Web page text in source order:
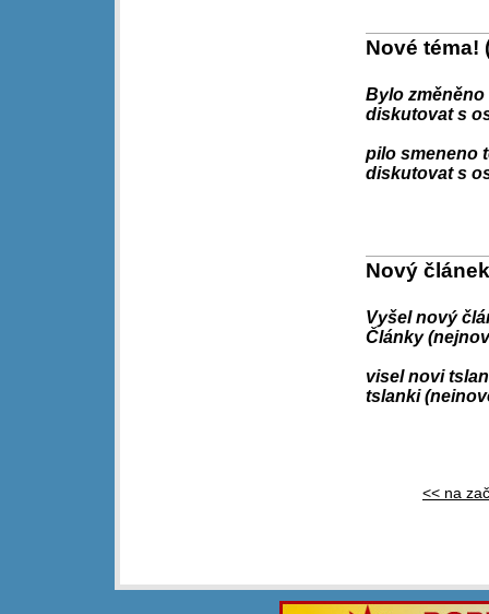
Nové téma!
Bylo změněno
diskutovat s
pilo smeneno
diskutovat s
Nový
Vyšel nový
Články
visel novi
tslanki
<< na